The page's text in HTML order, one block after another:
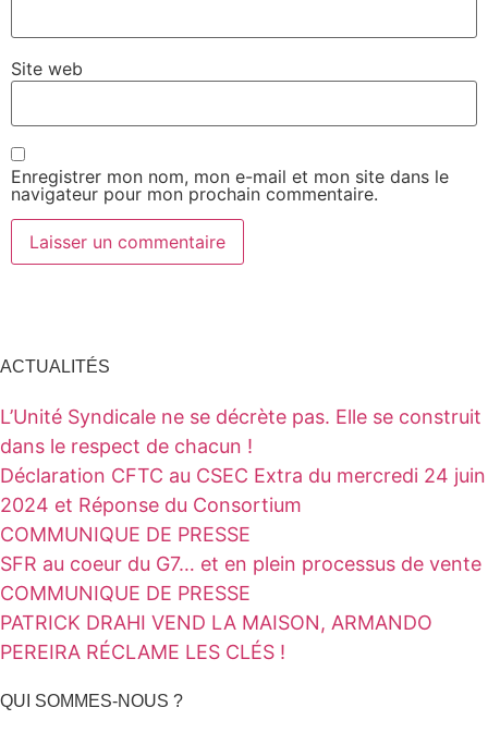
Site web
Enregistrer mon nom, mon e-mail et mon site dans le
navigateur pour mon prochain commentaire.
ACTUALITÉS
L’Unité Syndicale ne se décrète pas. Elle se construit
dans le respect de chacun !
Déclaration CFTC au CSEC Extra du mercredi 24 juin
2024 et Réponse du Consortium
COMMUNIQUE DE PRESSE
SFR au coeur du G7… et en plein processus de vente
COMMUNIQUE DE PRESSE
PATRICK DRAHI VEND LA MAISON, ARMANDO
PEREIRA RÉCLAME LES CLÉS !
QUI SOMMES-NOUS ?